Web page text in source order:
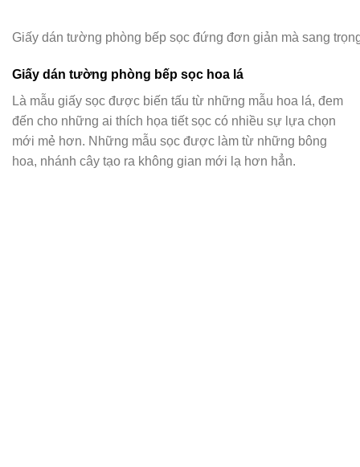
Giấy dán tường phòng bếp sọc đứng đơn giản mà sang
Giấy dán tường phòng bếp sọc hoa lá
Là mẫu giấy sọc được biến tấu từ những mẫu hoa lá, đem
đến cho những ai thích họa tiết sọc có nhiều sự lựa chọn
mới mẻ hơn. Những mẫu sọc được làm từ những bông
hoa, nhánh cây tạo ra không gian mới lạ hơn hẳn.